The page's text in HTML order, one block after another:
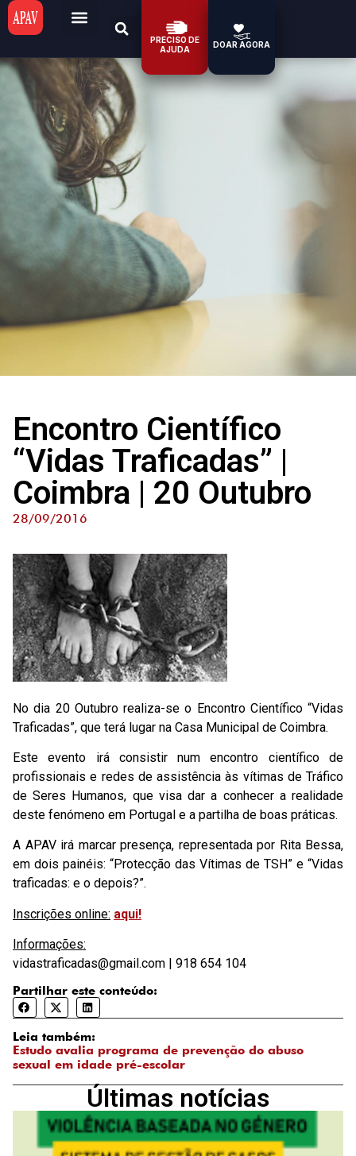
PRECISO DE
AJUDA
DOAR AGORA
Encontro Científico
“Vidas Traficadas” |
Coimbra | 20 Outubro
28/09/2016
No dia 20 Outubro realiza-se o Encontro Científico “Vidas
Traficadas”, que terá lugar na Casa Municipal de Coimbra.
Este evento irá consistir num encontro científico de
profissionais e redes de assistência às vítimas de Tráfico
de Seres Humanos, que visa dar a conhecer a realidade
deste fenómeno em Portugal e a partilha de boas práticas.
A APAV irá marcar presença, representada por Rita Bessa,
em dois painéis: “Protecção das Vítimas de TSH” e “Vidas
traficadas: e o depois?”.
Inscrições online: aqui!
Informações:
vidastraficadas@gmail.com | 918 654 104
Partilhar este conteúdo:
Leia também:
Estudo avalia programa de prevenção do abuso
sexual em idade pré-escolar
Últimas notícias